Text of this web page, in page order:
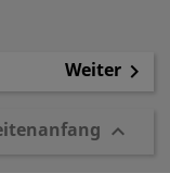
Weiter 
